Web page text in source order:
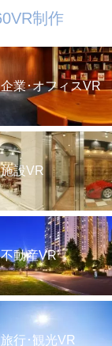
制作
企業･オフィスVR
施設VR
不動産VR
旅行･観光VR